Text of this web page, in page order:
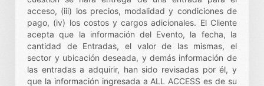
acceso, (iii) los precios, modalidad y condiciones de
pago, (iv) los costos y cargos adicionales. El Cliente
acepta que la información del Evento, la fecha, la
cantidad de Entradas, el valor de las mismas, el
sector y ubicación deseada, y demás información de
las entradas a adquirir, han sido revisadas por él, y
que la información ingresada a ALL ACCESS es de su